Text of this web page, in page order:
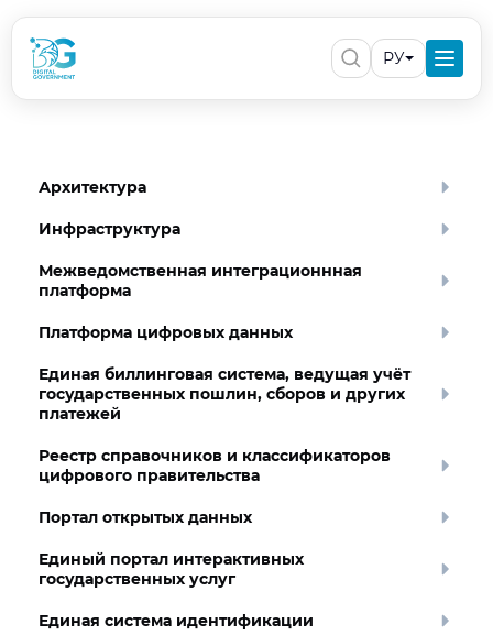
РУ
Архитектура
Инфраструктура
Межведомственная интеграционнная
платформа
Платформа цифровых данных
Единая биллинговая система, ведущая учёт
государственных пошлин, сборов и других
платежей
Реестр справочников и классификаторов
цифрового правительства
Портал открытых данных
Единый портал интерактивных
государственных услуг
Единая система идентификации